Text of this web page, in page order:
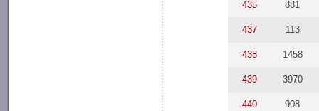
435 881
437 113
438 1458
439 3970
440 908